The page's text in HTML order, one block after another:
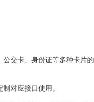
公交卡、身份证等多种卡片
对应接口使用。